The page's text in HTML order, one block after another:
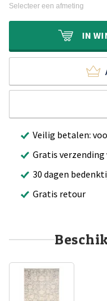
Selecteer een afmeting
IN
Veilig betalen:
Gratis verzending
30 dagen
Gratis retour